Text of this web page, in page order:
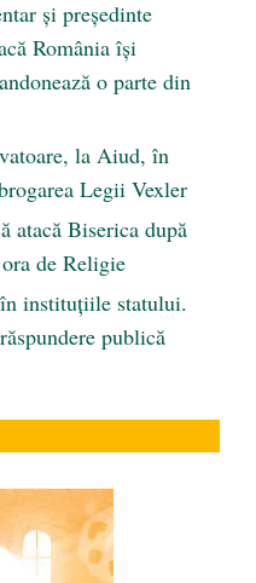
și președinte
România își
o parte din
la Aiud, în
Legii Vexler
atacă Biserica după
de Religie
instituțiile statului.
publică